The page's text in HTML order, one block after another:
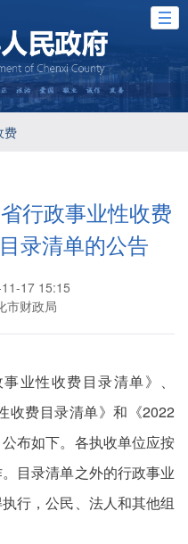
费
行政事业性收费
录清单的公告
17 15:15
市财政局
业性收费目录清单》、
收费目录清单》和《2022
布如下。各执收单位应按
目录清单之外的行政事业
行，公民、法人和其他组